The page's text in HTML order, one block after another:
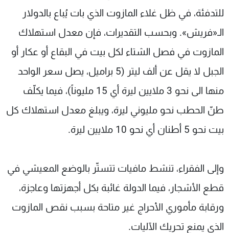
للتدفئة، في ظل غلاء المازوت الذي بات يُباع بالدولار
الـ«فريش». وبحسب التقديرات، فإن معدل استهلاك
المازوت في فصل الشتاء لكل بيت في البقاع أو عكار أو
الجبل لا يقل عن ألف ليتر (5 براميل، يصل سعر الواحد
منها الى نحو 3 ملايين ليرة أي 15 مليوناً)، فيما يكلّف
طنّ الحطب نحو مليوني ليرة، ويبلغ معدل استهلاك كل
بيت نحو 5 أطنان أي نحو 10 ملايين ليرة.
وإلى الفقراء، تنشط مافيات تتستّر بالوضع المعيشي في
قطع الأشجار، فيما الدولة غائبة بكل أجهزتها وعاجزة،
ورقابة مأموري الأحراج غير متاحة بسبب نقص المازوت
الذي يمنع تحريك الآليات.